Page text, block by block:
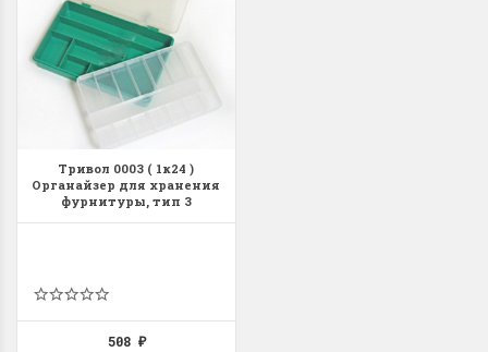
Тривол 0003 ( 1к24 )
Органайзер для хранения
фурнитуры, тип 3
508 ₽